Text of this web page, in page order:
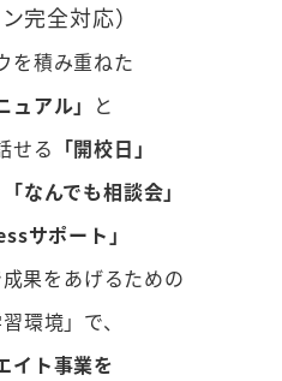
完全対応）
を積み重ねた
ュアル」 と
せる 「開校日」
なんでも相談会」
サポート」
果をあげるための
環境」で、
イト事業を